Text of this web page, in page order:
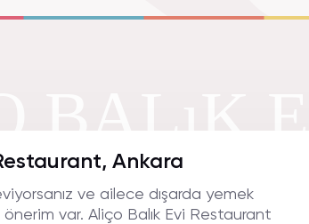
Ankara
ve ailece dışarda yemek
var. Aliço Balık Evi Restaurant